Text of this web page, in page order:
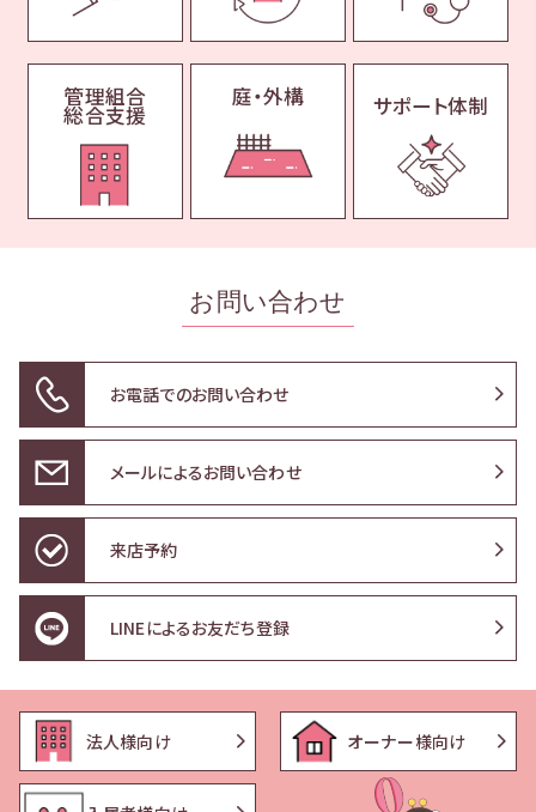
管理組合
総合支援
庭・外構 サポート体制
お問い合わせ
お電話でのお問い合わせ
メールによるお問い合わせ
来店予約
LINEによるお友だち登録
法人様向け オーナー様向け